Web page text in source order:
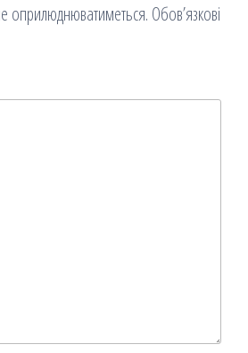
оприлюднюватиметься. Обов’язкові